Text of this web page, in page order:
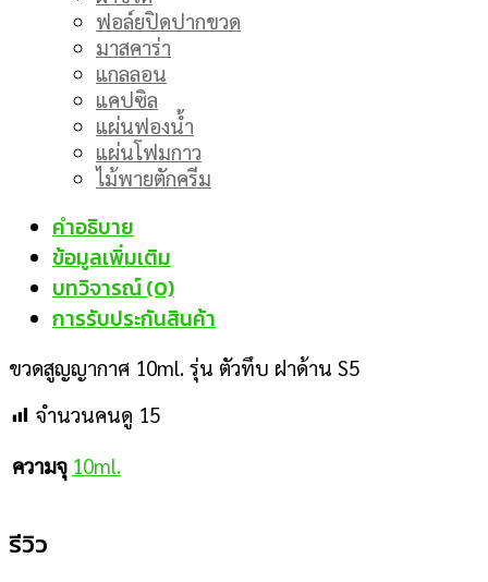
ฟอล์ยปิดปากขวด
มาสคาร่า
แกลลอน
แคปซิล
แผ่นฟองน้ำ
แผ่นโฟมกาว
ไม้พายตักครีม
คำอธิบาย
ข้อมูลเพิ่มเติม
บทวิจารณ์ (0)
การรับประกันสินค้า
ขวดสูญญากาศ 10ml. รุ่น ตัวทึบ ฝาด้าน S5
จำนวนคนดู 15
ความจุ 10ml.
รีวิว